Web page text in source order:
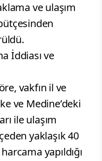
ve ulaşım
İddiası ve
vakfın il ve
ve Medine’deki
ile ulaşım
yaklaşık 40
yapıldığı